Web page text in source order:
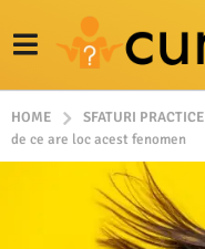
HOME SFATURI PRACTICE
de ce are loc acest fenomen